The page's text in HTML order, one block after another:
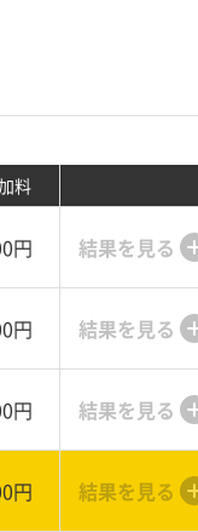
料
円 結果を見る
円 結果を見る
円 結果を見る
円 結果を見る